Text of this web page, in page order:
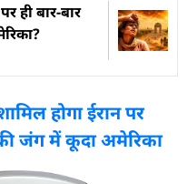
ही बार-बार
होगा ईरान पर
जंग में कूदा अमेरिका